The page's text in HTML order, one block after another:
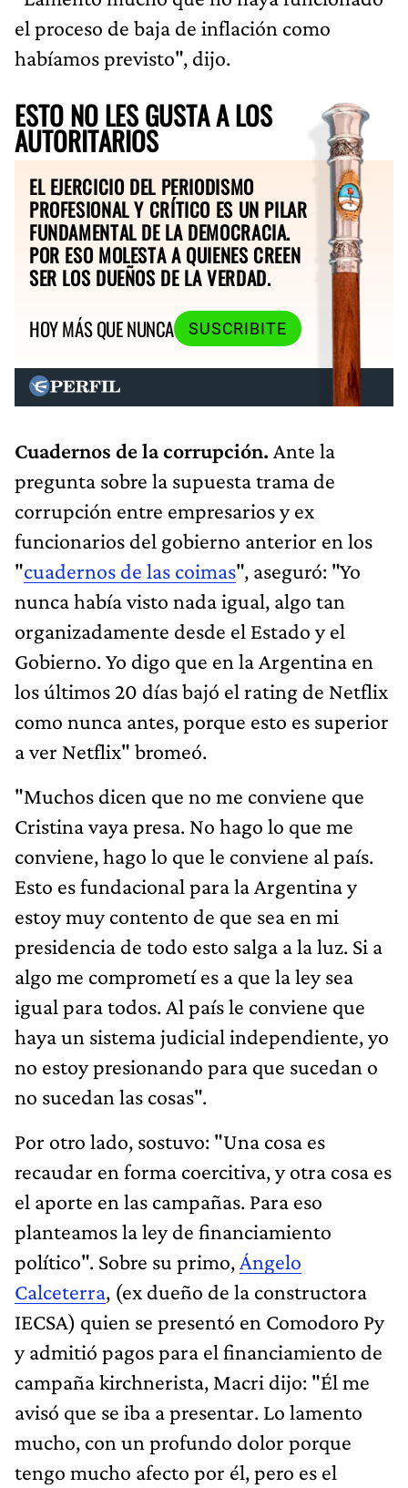
el proceso de baja de inflación como
habíamos previsto", dijo.
ESTO NO LES GUSTA A LOS
AUTORITARIOS
EL EJERCICIO DEL PERIODISMO
PROFESIONAL Y CRÍTICO ES UN PILAR
FUNDAMENTAL DE LA DEMOCRACIA.
POR ESO MOLESTA A QUIENES CREEN
SER LOS DUEÑOS DE LA VERDAD.
HOY MÁS QUE NUNCA
SUSCRIBITE
Cuadernos de la corrupción. Ante la
pregunta sobre la supuesta trama de
corrupción entre empresarios y ex
funcionarios del gobierno anterior en los
"cuadernos de las coimas", aseguró: "Yo
nunca había visto nada igual, algo tan
organizadamente desde el Estado y el
Gobierno. Yo digo que en la Argentina en
los últimos 20 días bajó el rating de Netflix
como nunca antes, porque esto es superior
a ver Netflix" bromeó.
"Muchos dicen que no me conviene que
Cristina vaya presa. No hago lo que me
conviene, hago lo que le conviene al país.
Esto es fundacional para la Argentina y
estoy muy contento de que sea en mi
presidencia de todo esto salga a la luz. Si a
algo me comprometí es a que la ley sea
igual para todos. Al país le conviene que
haya un sistema judicial independiente, yo
no estoy presionando para que sucedan o
no sucedan las cosas".
Por otro lado, sostuvo: "Una cosa es
recaudar en forma coercitiva, y otra cosa es
el aporte en las campañas. Para eso
planteamos la ley de financiamiento
político". Sobre su primo, Ángelo
Calceterra, (ex dueño de la constructora
IECSA) quien se presentó en Comodoro Py
y admitió pagos para el financiamiento de
campaña kirchnerista, Macri dijo: "Él me
avisó que se iba a presentar. Lo lamento
mucho, con un profundo dolor porque
tengo mucho afecto por él, pero es el